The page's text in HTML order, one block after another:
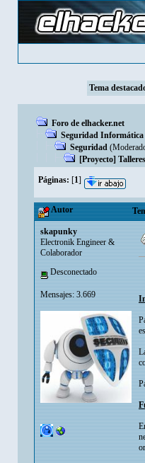
Tema
Foro de elhacker.net
Seguridad Informática
Seguridad
[Proyecto]
Páginas: [1]
Autor
skapunky
Electronik Engineer &
Colaborador
Desconectado
Mensajes: 3.669